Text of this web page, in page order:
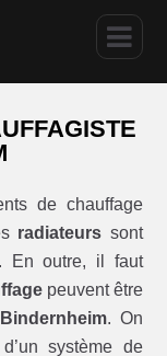
de chauffage
radiateurs sont
En outre, il faut
peuvent être
. On
système de